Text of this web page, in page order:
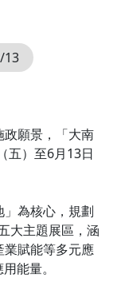
13
願景，「大南
五）至6月13日
為核心，規劃
大主題展區，涵
賦能等多元應
能量。